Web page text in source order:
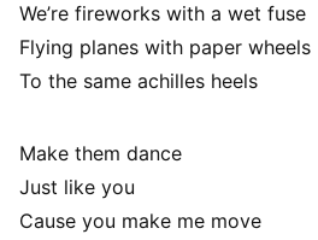
We’re fireworks with a wet fuse
Flying planes with paper wheels
To the same achilles heels
Make them dance
Just like you
Cause you make me move